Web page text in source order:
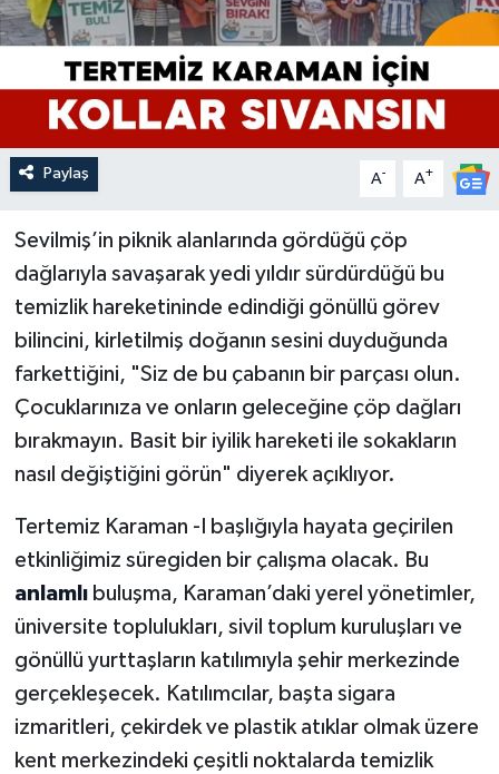
Paylaş A- A+
Sevilmiş’in piknik alanlarında gördüğü çöp
dağlarıyla savaşarak yedi yıldır sürdürdüğü bu
temizlik hareketininde edindiği gönüllü görev
bilincini, kirletilmiş doğanın sesini duyduğunda
farkettiğini, "Siz de bu çabanın bir parçası olun.
Çocuklarınıza ve onların geleceğine çöp dağları
bırakmayın. Basit bir iyilik hareketi ile sokakların
nasıl değiştiğini görün" diyerek açıklıyor.
Tertemiz Karaman -I başlığıyla hayata geçirilen
etkinliğimiz süregiden bir çalışma olacak. Bu
anlamlıbuluşma, Karaman’daki yerel yönetimler,
üniversite toplulukları, sivil toplum kuruluşları ve
gönüllü yurttaşların katılımıyla şehir merkezinde
gerçekleşecek. Katılımcılar, başta sigara
izmaritleri, çekirdek ve plastik atıklar olmak üzere
kent merkezindeki çeşitli noktalarda temizlik